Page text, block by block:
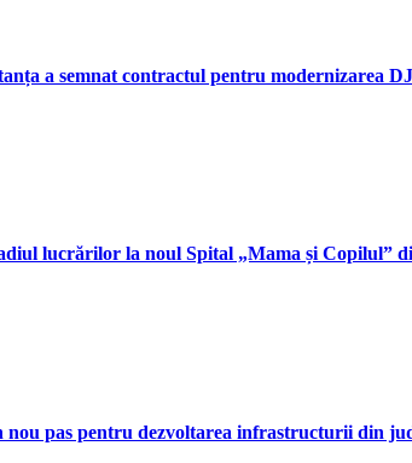
a semnat contractul pentru modernizarea
lucrărilor la noul Spital „Mama și Copilul”
nou pas pentru dezvoltarea infrastructurii din